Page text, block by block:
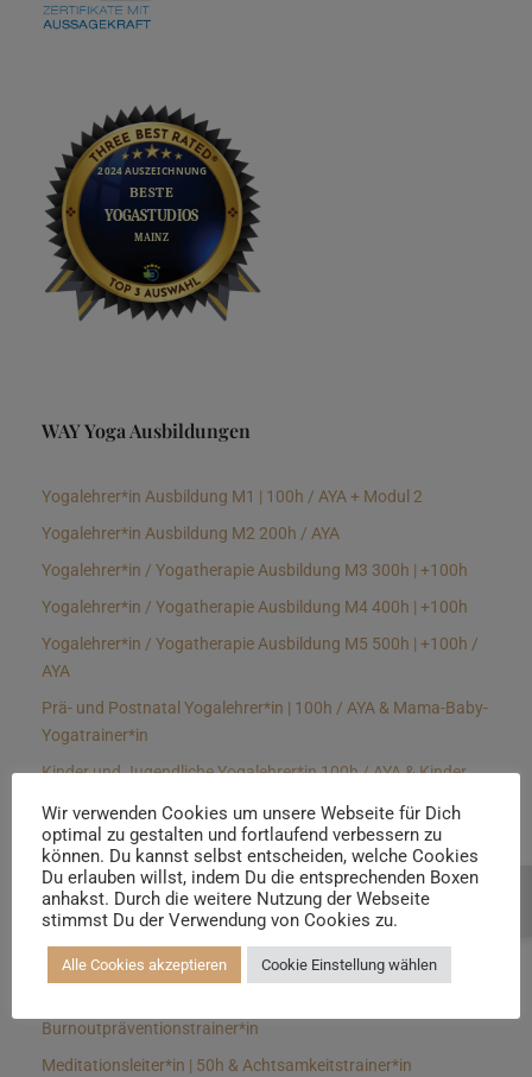
WAY Yoga Ausbildungen
Yogalehrer*in Ausbildung M1 | 100h / AYA + Modul 2
Yogalehrer*in Ausbildung M2 200h / AYA
Yogalehrer*in / Yogatherapie Ausbildung M3 300h | +100h
Yogalehrer*in / Yogatherapie Ausbildung M4 400h | +100h
Yogalehrer*in / Yogatherapie Ausbildung M5 500h | +100h /
AYA
Prä- und Postnatal Yogalehrer*in | 100h / AYA & Mama-Baby-
Yogatrainer*in
Kinder und Jugendliche Yogalehrer*in 100h / AYA & Kinder
Yin Yogalehrer*in | 100 h & Faszientrainer*in
Hormon Yogalehrer*in / Yogatherapeut*in &
Stressmanagementtrainer*in | 70h
Longevitytrainer*in
Burnoutpräventionstrainer*in
Meditationsleiter*in | 50h & Achtsamkeitstrainer*in
Wir verwenden Cookies um unsere Webseite für Dich
optimal zu gestalten und fortlaufend verbessern zu
können. Du kannst selbst entscheiden, welche Cookies
Du erlauben willst, indem Du die entsprechenden Boxen
anhakst. Durch die weitere Nutzung der Webseite
stimmst Du der Verwendung von Cookies zu.
Alle Cookies akzeptieren Cookie Einstellung wählen
Beratung buchen